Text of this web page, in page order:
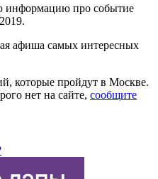
информацию про событие
афиша самых интересных
которые пройдут в Москве.
нет на сайте, сообщите